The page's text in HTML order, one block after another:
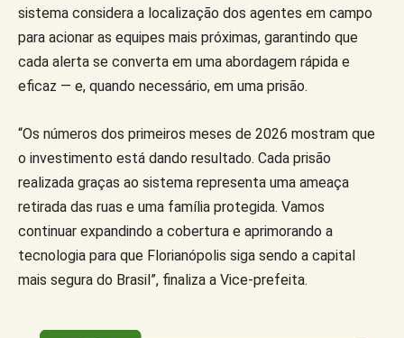
sistema considera a localização dos agentes em campo
para acionar as equipes mais próximas, garantindo que
cada alerta se converta em uma abordagem rápida e
eficaz — e, quando necessário, em uma prisão.
“Os números dos primeiros meses de 2026 mostram que
o investimento está dando resultado. Cada prisão
realizada graças ao sistema representa uma ameaça
retirada das ruas e uma família protegida. Vamos
continuar expandindo a cobertura e aprimorando a
tecnologia para que Florianópolis siga sendo a capital
mais segura do Brasil”, finaliza a Vice-prefeita.